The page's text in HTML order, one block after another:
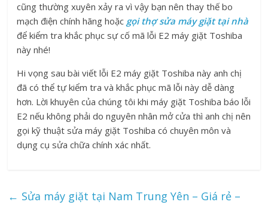
cũng thường xuyên xảy ra vì vậy bạn nên thay thế bo
mạch điện chính hãng hoặc gọi thợ sửa máy giặt tại nhà
để kiểm tra khắc phục sự cố mã lỗi E2 máy giặt Toshiba
này nhé!
Hi vọng sau bài viết lỗi E2 máy giặt Toshiba này anh chị
đã có thể tự kiểm tra và khắc phục mã lỗi này dễ dàng
hơn. Lời khuyên của chúng tôi khi máy giặt Toshiba báo lỗi
E2 nếu không phải do nguyên nhân mở cửa thì anh chị nên
gọi kỹ thuật sửa máy giặt Toshiba có chuyên môn và
dụng cụ sửa chữa chính xác nhất.
← Sửa máy giặt tại Nam Trung Yên – Giá rẻ –